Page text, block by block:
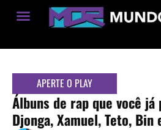
APERTE O PLAY
Álbuns de rap que você
Djonga, Xamuel, Teto, Bin